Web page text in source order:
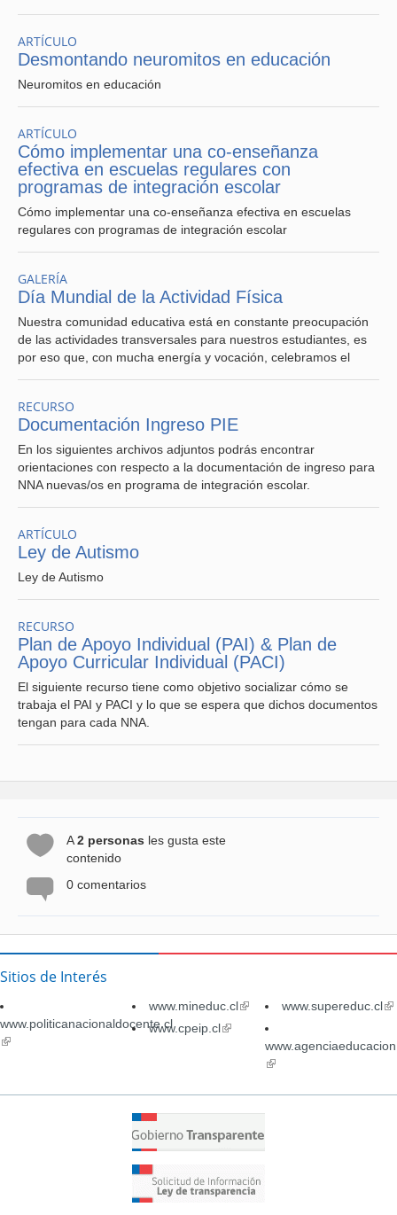
ARTÍCULO
Desmontando neuromitos en educación
Neuromitos en educación
ARTÍCULO
Cómo implementar una co-enseñanza
efectiva en escuelas regulares con
programas de integración escolar
Cómo implementar una co-enseñanza efectiva en escuelas
regulares con programas de integración escolar
GALERÍA
Día Mundial de la Actividad Física
Nuestra comunidad educativa está en constante preocupación
de las actividades transversales para nuestros estudiantes, es
por eso que, con mucha energía y vocación, celebramos el
RECURSO
Documentación Ingreso PIE
En los siguientes archivos adjuntos podrás encontrar
orientaciones con respecto a la documentación de ingreso para
NNA nuevas/os en programa de integración escolar.
ARTÍCULO
Ley de Autismo
Ley de Autismo
RECURSO
Plan de Apoyo Individual (PAI) & Plan de
Apoyo Curricular Individual (PACI)
El siguiente recurso tiene como objetivo socializar cómo se
trabaja el PAI y PACI y lo que se espera que dichos documentos
tengan para cada NNA.
A2 personas les gusta este
contenido
0 comentarios
Sitios de Interés
www.politicanacionaldocente.cl
(link
www.mineduc.cl(link
external)
www.supereduc.cl
www.cpeip.cl(link
external)(link
external)